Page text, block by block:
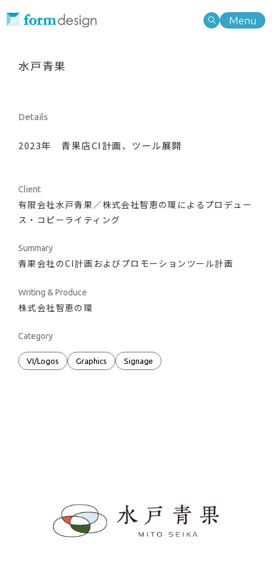
Menu
Work
Note
Information
About
Service
Contact
Recruit
Type of business
キーワード検索
Category
Exhibition/Space
Packaging
Web/Digital contents
水戸青果
Details
2023年 青果店CI計画、ツール展開
Client
有限会社水戸青果／株式会社智恵の環 によるプロデュー
ス・コピーライティング
Summary
青果会社のCI計画およびプロモーションツール計画
Writing & Produce
株式会社智恵の環
Category
VI/Logos Graphics Signage